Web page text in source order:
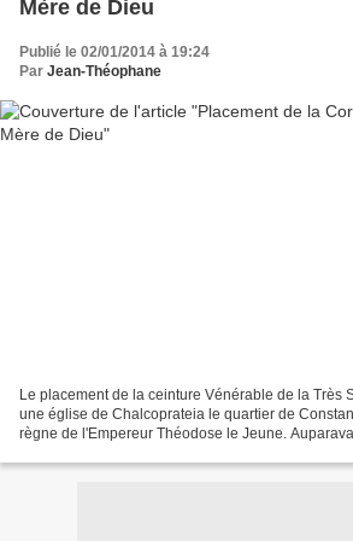
Mère de Dieu
Publié le 02/01/2014 à 19:24
Par Jean-Théophane
Le placement de la ceinture Vénérable de la Très
une église de Chalcoprateia le quartier de
règne de l'Empereur Théodose le Jeune.